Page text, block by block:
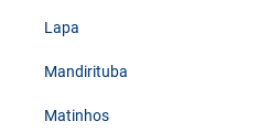
Lapa
Mandirituba
Matinhos